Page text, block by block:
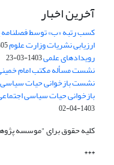
آخرین اخبار
کسب رتبه «ب» توسط فصلنامه
ارزیابی نشریات وزارت علوم25
رویدادهای علمی1403-03-23
نشست مسأله مکتب امام
نشست بازخوانی حیات سیاسی
بازخوانی حیات سیاسی
1403-04-02
کلیه حقوق برای "موسسه
***